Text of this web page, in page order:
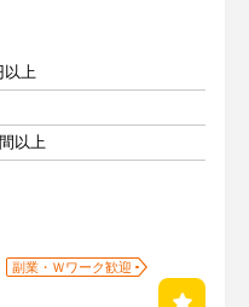
以上
以上
副業・Ｗワーク歓迎